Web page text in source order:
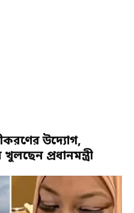
উদ্যোগ,
প্রধানমন্ত্রী